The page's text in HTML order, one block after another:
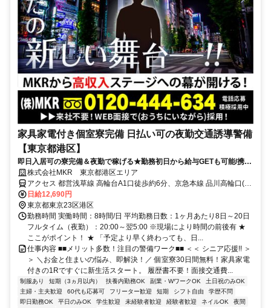
家具家電付き個室寮完備 日払い可の夜勤交通誘導警備
【東京都港区】
即日入居可の寮完備＆夜勤で稼げる★勤務初日から給与GETも可能/携帯
も貸与♪直行直帰OK！
株式会社MKR 東京都港区エリア
アクセス 都営浅草線 高輪台A1口徒歩約6分、京急本線 品川高輪口(京
急)徒歩約10分、京急本線 品川高輪口(京急)徒歩約10分 東京都港区エ
リア(青山一丁目駅、赤坂駅、赤坂見附駅、赤羽橋駅、麻布十番駅、
お台場海浜公園駅)
日給12,690円
東京都東京23区港区
勤務時間 実働時間：8時間/日 平均勤務日数：1ヶ月あたり8日～20日
フルタイム（夜勤）：20:00～翌5:00 ※現場により時間の前後有 ★
ここがポイント！ ★ 「予定より早く終わっても、日...
仕事内容 ■■メリット多数！注目の警備ワーク■■ ＜＜ シニア応援!! ＞
＞ ＼お金と住まいの悩み、即解決！／ 個室寮30日間無料！家具家電
付きの1Rですぐに新生活スタート。 履歴書不要！面接交通費...
制服あり 短期（3ヵ月以内） 扶養内勤務OK 副業・WワークOK
土日祝のみOK
主婦・主夫歓迎
60代も応募可 フリーター歓迎 短期 シフト自由
学歴不問
即日勤務OK
平日のみOK 学生歓迎 未経験者歓迎 経験者歓迎 ネイルOK
夜間